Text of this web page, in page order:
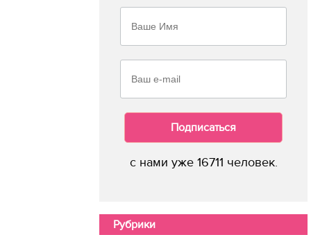
Подписаться
с нами уже 16711 человек.
Рубрики